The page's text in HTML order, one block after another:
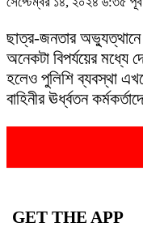
ছাত্র-জনতার অভ্যুত্থানে
অনেকটা বিপর্যয়ের মধ্যে
হলেও পুলিশি ব্যবস্থা
বাহিনীর ঊর্ধ্বতন
GET THE APP